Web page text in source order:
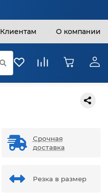
Клиентам О компании
Срочная
доставка
Резка в размер